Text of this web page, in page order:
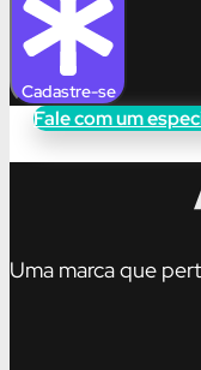
Cadastre-se
Fale com um
Uma marca que